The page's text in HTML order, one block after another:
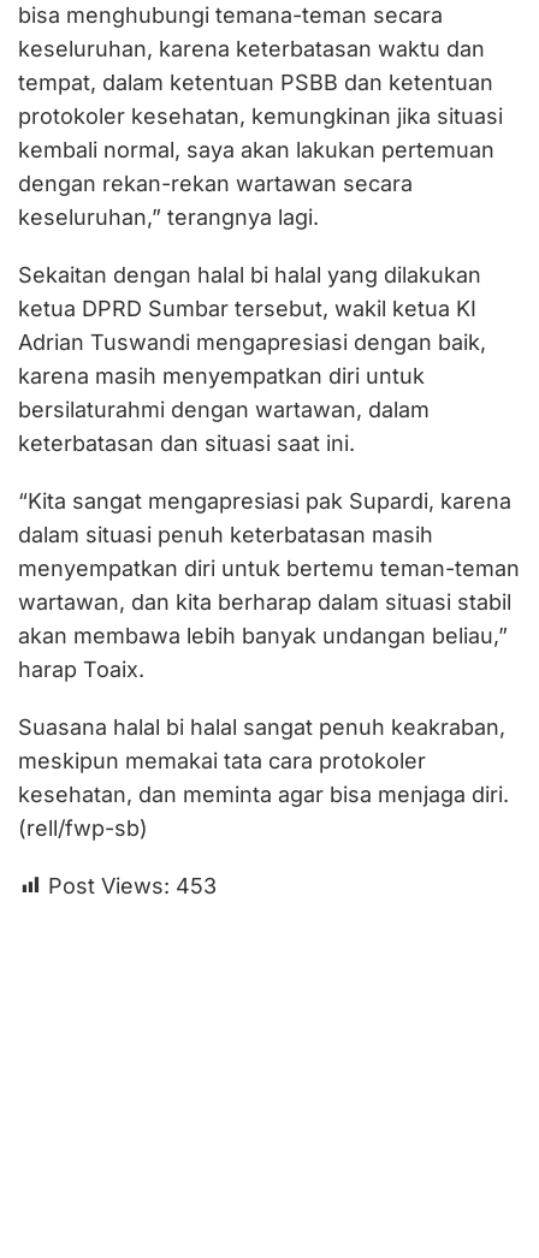
bisa menghubungi temana-teman secara
keseluruhan, karena keterbatasan waktu dan
tempat, dalam ketentuan PSBB dan ketentuan
protokoler kesehatan, kemungkinan jika situasi
kembali normal, saya akan lakukan pertemuan
dengan rekan-rekan wartawan secara
keseluruhan,” terangnya lagi.
Sekaitan dengan halal bi halal yang dilakukan
ketua DPRD Sumbar tersebut, wakil ketua KI
Adrian Tuswandi mengapresiasi dengan baik,
karena masih menyempatkan diri untuk
bersilaturahmi dengan wartawan, dalam
keterbatasan dan situasi saat ini.
“Kita sangat mengapresiasi pak Supardi, karena
dalam situasi penuh keterbatasan masih
menyempatkan diri untuk bertemu teman-teman
wartawan, dan kita berharap dalam situasi stabil
akan membawa lebih banyak undangan beliau,”
harap Toaix.
Suasana halal bi halal sangat penuh keakraban,
meskipun memakai tata cara protokoler
kesehatan, dan meminta agar bisa menjaga diri.
(rell/fwp-sb)
Post Views: 453